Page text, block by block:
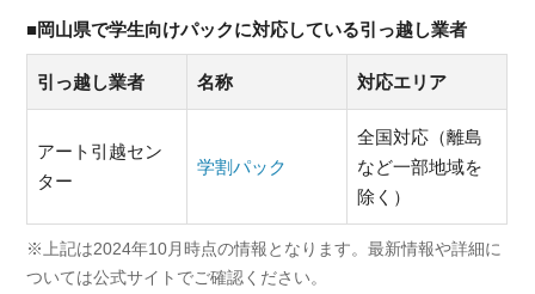
■岡山県で学生向けパックに対応している引っ越し業者
引っ越し業者 名称 対応エリア
アート引越セン
ター
学割パック
全国対応（離島
など一部地域を
除く）
※上記は2024年10月時点の情報となります。最新情報や詳細に
ついては公式サイトでご確認ください。